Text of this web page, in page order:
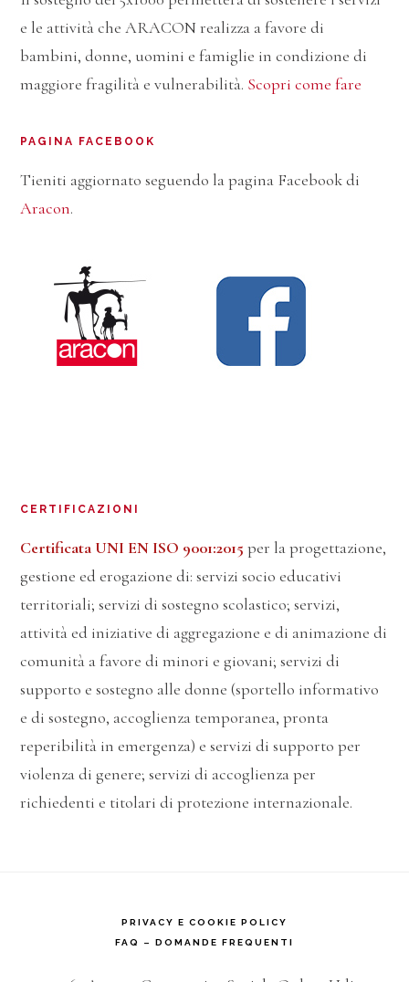
e le attività che ARACON realizza a favore di
bambini, donne, uomini e famiglie in condizione di
maggiore fragilità e vulnerabilità. Scopri come fare
PAGINA FACEBOOK
Tieniti aggiornato seguendo la pagina Facebook di
Aracon.
CERTIFICAZIONI
Certificata UNI EN ISO 9001:2015 per la progettazione,
gestione ed erogazione di: servizi socio educativi
territoriali; servizi di sostegno scolastico; servizi,
attività ed iniziative di aggregazione e di animazione di
comunità a favore di minori e giovani; servizi di
supporto e sostegno alle donne (sportello informativo
e di sostegno, accoglienza temporanea, pronta
reperibilità in emergenza) e servizi di supporto per
violenza di genere; servizi di accoglienza per
richiedenti e titolari di protezione internazionale.
PRIVACY E COOKIE POLICY
FAQ – DOMANDE FREQUENTI